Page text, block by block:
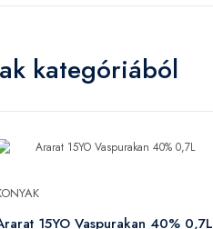
kategóriából
15YO Vaspurakan 40% 0,7L